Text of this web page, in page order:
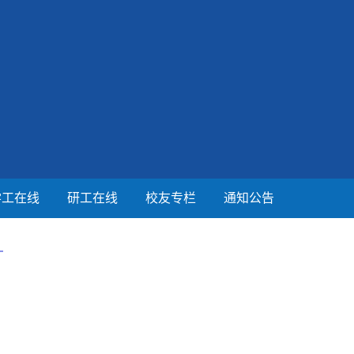
在线 研工在线 校友专栏 通知公告